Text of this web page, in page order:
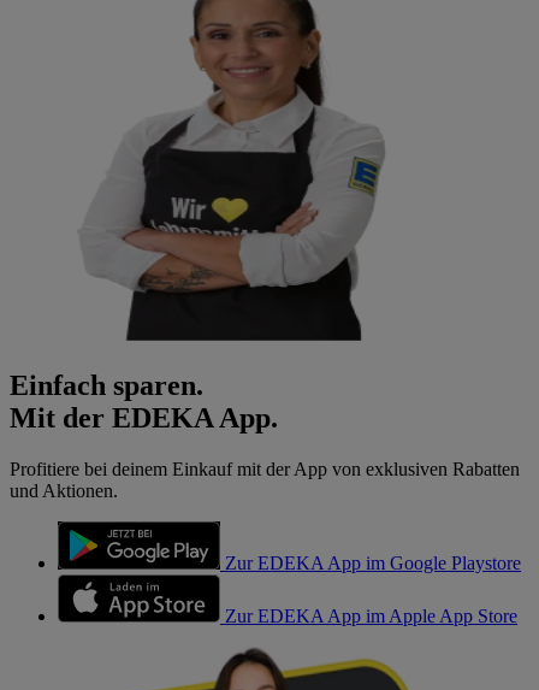
Einfach sparen.
Mit der EDEKA App.
Profitiere bei deinem Einkauf mit der App von exklusiven Rabatten
und Aktionen.
Zur EDEKA App im Google Playstore
Zur EDEKA App im Apple App Store